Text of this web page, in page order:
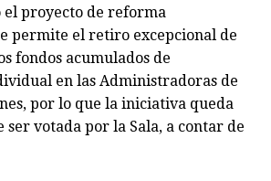
el proyecto de reforma
permite el retiro excepcional de
fondos acumulados de
en las Administradoras de
por lo que la iniciativa queda
ser votada por la Sala, a contar de